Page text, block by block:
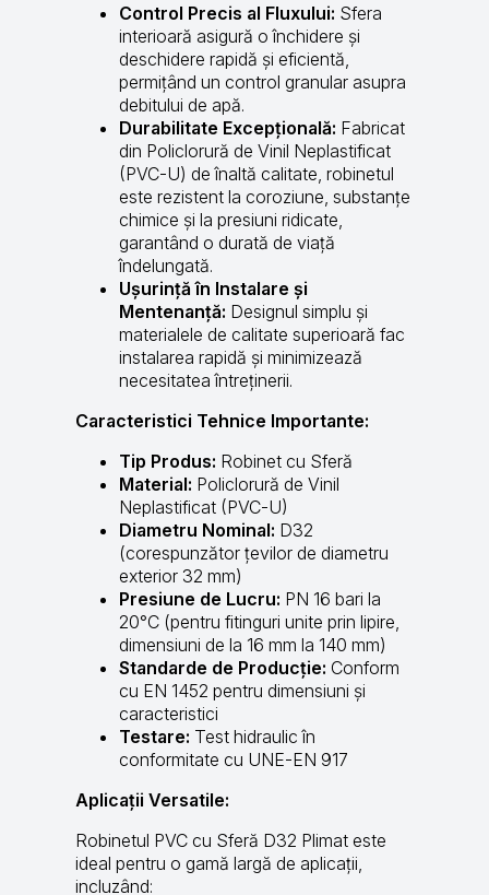
Control Precis al Fluxului: Sfera
interioară asigură o închidere și
deschidere rapidă și eficientă,
permițând un control granular asupra
debitului de apă.
Durabilitate Excepțională: Fabricat
din Policlorură de Vinil Neplastificat
(PVC-U) de înaltă calitate, robinetul
este rezistent la coroziune, substanțe
chimice și la presiuni ridicate,
garantând o durată de viață
îndelungată.
Ușurință în Instalare și
Mentenanță: Designul simplu și
materialele de calitate superioară fac
instalarea rapidă și minimizează
necesitatea întreținerii.
Caracteristici Tehnice Importante:
Tip Produs: Robinet cu Sferă
Material: Policlorură de Vinil
Neplastificat (PVC-U)
Diametru Nominal: D32
(corespunzător țevilor de diametru
exterior 32 mm)
Presiune de Lucru: PN 16 bari la
20°C (pentru fitinguri unite prin lipire,
dimensiuni de la 16 mm la 140 mm)
Standarde de Producție: Conform
cu EN 1452 pentru dimensiuni și
caracteristici
Testare: Test hidraulic în
conformitate cu UNE-EN 917
Aplicații Versatile:
Robinetul PVC cu Sferă D32 Plimat este
ideal pentru o gamă largă de aplicații,
incluzând: